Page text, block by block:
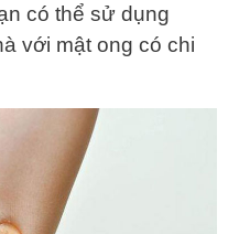
có thể sử dụng
với mật ong có chi